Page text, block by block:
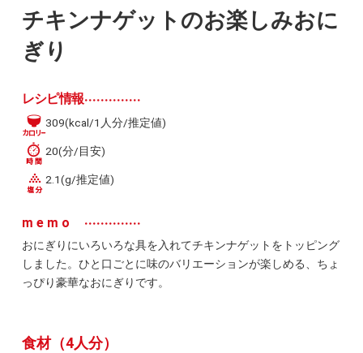
チキンナゲットのお楽しみおに
ぎり
レシピ情報
309(kcal/1人分/推定値)
20(分/目安)
2.1(g/推定値)
memo
おにぎりにいろいろな具を入れてチキンナゲットをトッピング
しました。ひと口ごとに味のバリエーションが楽しめる、ちょ
っぴり豪華なおにぎりです。
食材（4人分）